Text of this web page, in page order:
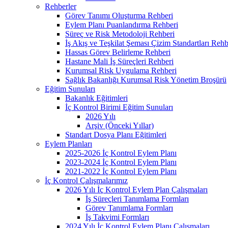
Rehberler
Görev Tanımı Oluşturma Rehberi
Eylem Planı Puanlandırma Rehberi
Süreç ve Risk Metodoloji Rehberi
İş Akış ve Teşkilat Şeması Çizim Standartları
Hassas Görev Belirleme Rehberi
Hastane Mali İş Süreçleri Rehberi
Kurumsal Risk Uygulama Rehberi
Sağlık Bakanlığı Kurumsal Risk Yönetim Broşürü
Eğitim Sunuları
Bakanlık Eğitimleri
İç Kontrol Birimi Eğitim Sunuları
2026 Yılı
Arşiv (Önceki Yıllar)
Standart Dosya Planı Eğitimleri
Eylem Planları
2025-2026 İç Kontrol Eylem Planı
2023-2024 İç Kontrol Eylem Planı
2021-2022 İç Kontrol Eylem Planı
İç Kontrol Çalışmalarımız
2026 Yılı İç Kontrol Eylem Plan Çalışmaları
İş Süreçleri Tanımlama Formları
Görev Tanımlama Formları
İş Takvimi Formları
2024 Yılı İç Kontrol Eylem Planı Çalışmaları